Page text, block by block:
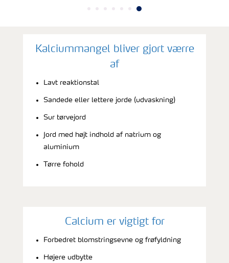
Kalciummangel bliver gjort værre
af
Lavt reaktionstal
Sandede eller lettere jorde (udvaskning)
Sur tørvejord
Jord med højt indhold af natrium og
aluminium
Tørre fohold
Calcium er vigtigt for
Forbedret blomstringsevne og frøfyldning
Højere udbytte